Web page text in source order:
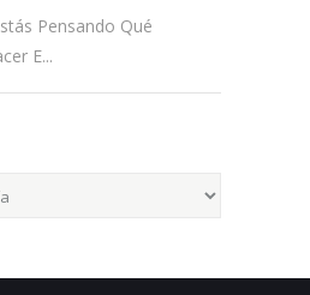
Pensando Qué
E...